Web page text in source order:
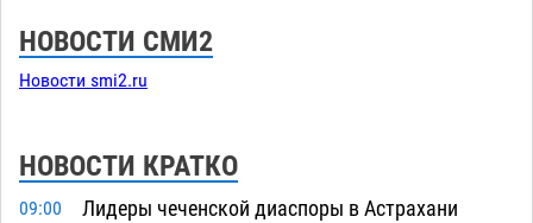
НОВОСТИ СМИ2
Новости smi2.ru
НОВОСТИ КРАТКО
09:00
Лидеры чеченской диаспоры в Астрахани